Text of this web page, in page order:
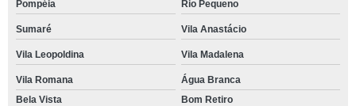
Pompéia Rio Pequeno
Sumaré Vila Anastácio
Vila Leopoldina Vila Madalena
Vila Romana
Água Branca
Bela Vista
Bom Retiro